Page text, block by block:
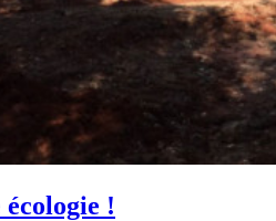
!